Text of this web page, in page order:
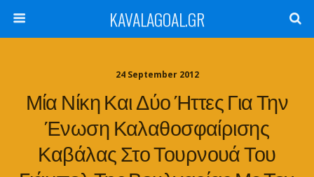
KAVALAGOAL.GR
24 September 2012
Μία Νίκη Και Δύο Ήττες Για Την
Ένωση Καλαθοσφαίρισης
Καβάλας Στο Τουρνουά Του